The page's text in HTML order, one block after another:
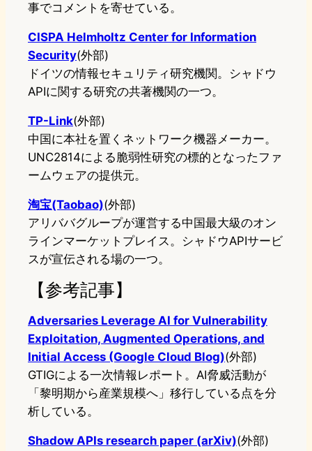
事でコメントを寄せている。
CISPA Helmholtz Center for Information
Security(外部)
ドイツの情報セキュリティ研究機関。シャドウ
APIに関する研究の共著機関の一つ。
TP-Link(外部)
中国に本社を置くネットワーク機器メーカー。
UNC2814による脆弱性研究の標的となったファ
ームウェアの提供元。
淘宝(Taobao)(外部)
アリババグループが運営する中国最大級のオン
ラインマーケットプレイス。シャドウAPIサービ
スが宣伝される場の一つ。
【参考記事】
Adversaries Leverage AI for Vulnerability
Exploitation, Augmented Operations, and
Initial Access (Google Cloud Blog)(外部)
GTIGによる一次情報レポート。AI脅威活動が
「黎明期から産業規模へ」移行している点を分
析している。
Shadow APIs research paper (arXiv)(外部)